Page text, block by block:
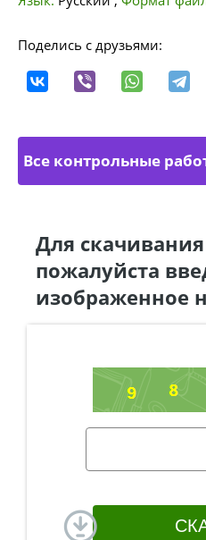
Поделись с друзьями:
Все контрольные
Для
пожалуйста
изображенное